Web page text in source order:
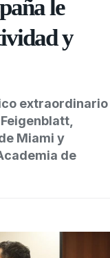
le
y
extraordinario
Miami y
de